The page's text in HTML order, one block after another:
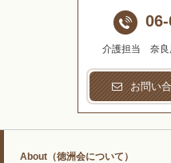
介護担当 奈良
お問い
About （徳洲会について）